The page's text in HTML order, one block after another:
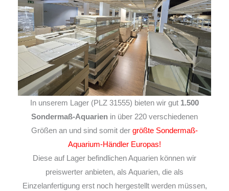
In unserem Lager (PLZ 31555) bieten wir gut 1.500
Sondermaß-Aquarien in über 220 verschiedenen
Größen an und sind somit der größte Sondermaß-
Aquarium-Händler Europas!
Diese auf Lager befindlichen Aquarien können wir
preiswerter anbieten, als Aquarien, die als
Einzelanfertigung erst noch hergestellt werden müssen,